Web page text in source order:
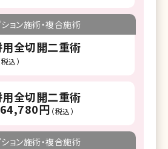
ョン施術・複合施術
用全切開二重術
税込）
用全切開二重術
円 （税込）
ョン施術・複合施術